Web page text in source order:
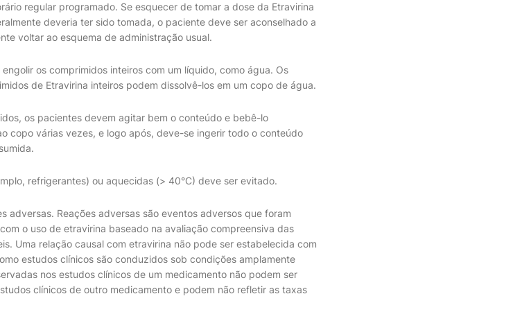
regular programado. Se esquecer de tomar a dose da Etravirina
deveria ter sido tomada, o paciente deve ser aconselhado a
voltar ao esquema de administração usual.
os comprimidos inteiros com um líquido, como água. Os
de Etravirina inteiros podem dissolvê-los em um copo de água.
os pacientes devem agitar bem o conteúdo e bebê-lo
copo várias vezes, e logo após, deve-se ingerir todo o conteúdo
refrigerantes) ou aquecidas (> 40°C) deve ser evitado.
adversas. Reações adversas são eventos adversos que foram
o uso de etravirina baseado na avaliação compreensiva das
Uma relação causal com etravirina não pode ser estabelecida com
estudos clínicos são conduzidos sob condições amplamente
nos estudos clínicos de um medicamento não podem ser
clínicos de outro medicamento e podem não refletir as taxas